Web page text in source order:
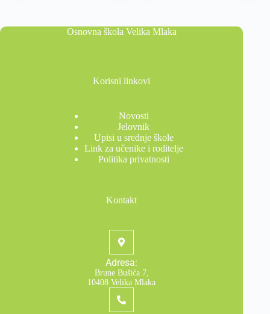
Osnovna škola Velika Mlaka
Korisni linkovi
Novosti
Jelovnik
Upisi u srednje škole
Link za učenike i roditelje
Politika privatnosti
Kontakt
Adresa:
Brune Bušića 7,
10408 Velika Mlaka